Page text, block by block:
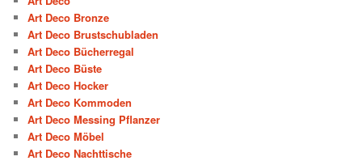
Art Deco Bronze
Art Deco Brustschubladen
Art Deco Bücherregal
Art Deco Büste
Art Deco Hocker
Art Deco Kommoden
Art Deco Messing Pflanzer
Art Deco Möbel
Art Deco Nachttische